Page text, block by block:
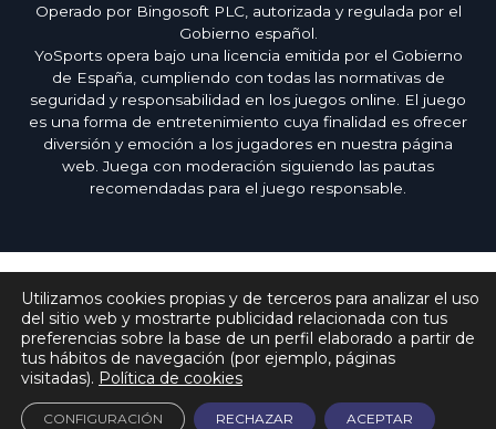
Operado por Bingosoft PLC, autorizada y regulada por el
Gobierno español.
YoSports opera bajo una licencia emitida por el Gobierno
de España, cumpliendo con todas las normativas de
seguridad y responsabilidad en los juegos online. El juego
es una forma de entretenimiento cuya finalidad es ofrecer
diversión y emoción a los jugadores en nuestra página
web. Juega con moderación siguiendo las pautas
recomendadas para el juego responsable.
Utilizamos cookies propias y de terceros para analizar el uso
del sitio web y mostrarte publicidad relacionada con tus
preferencias sobre la base de un perfil elaborado a partir de
tus hábitos de navegación (por ejemplo, páginas
visitadas). Política de cookies
ACEPTAR
RECHAZAR
CONFIGURACIÓN